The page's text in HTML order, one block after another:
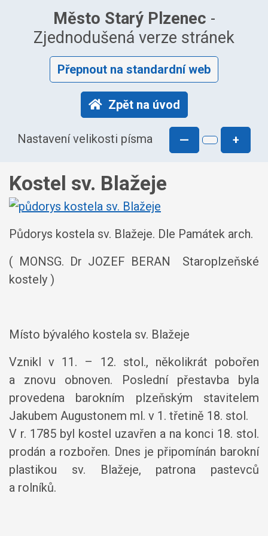
Město Starý Plzenec -
Zjednodušená verze stránek
Přepnout na standardní web
Zpět na úvod
Nastavení velikosti písma — +
Kostel sv. Blažeje
Půdorys kostela sv. Blažeje. Dle Památek arch.
( MONSG. Dr JOZEF BERAN Staroplzeňské
kostely )
Místo bývalého kostela sv. Blažeje
Vznikl v 11. – 12. stol., několikrát pobořen
a znovu obnoven. Poslední přestavba byla
provedena barokním plzeňským stavitelem
Jakubem Augustonem ml. v 1. třetině 18. stol.
V r. 1785 byl kostel uzavřen a na konci 18. stol.
prodán a rozbořen. Dnes je připomínán barokní
plastikou sv. Blažeje, patrona pastevců
a rolníků.